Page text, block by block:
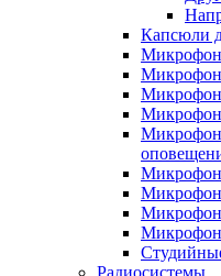
Капсюли
Радиосистемы